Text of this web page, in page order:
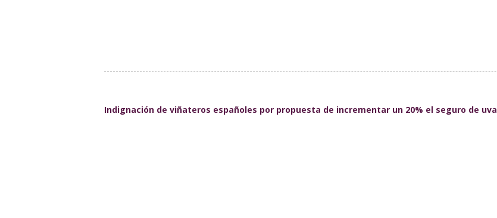
Indignación de viñateros españoles por propuesta de incrementar un 20% el seguro de uva